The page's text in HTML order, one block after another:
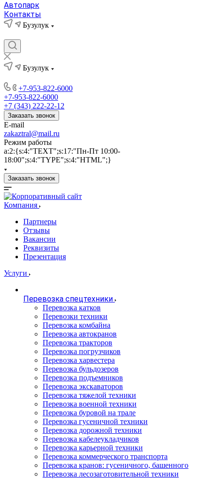
Автопарк
Контакты
Бузулук
Бузулук
+7-953-822-6000
+7-953-822-6000
+7 (343) 222-22-12
Заказать звонок
E-mail
zakaztral@mail.ru
Режим работы
a:2:{s:4:"TEXT";s:17:"Пн-Пт 10:00-
18:00";s:4:"TYPE";s:4:"HTML";}
Заказать звонок
Компания
Партнеры
Отзывы
Вакансии
Реквизиты
Презентация
Услуги
Перевозка спецтехники
Перевозка катков
Перевозки техники
Перевозка комбайна
Перевозка автокранов
Перевозка тракторов
Перевозка погрузчиков
Перевозка харвестера
Перевозка бульдозеров
Перевозка подъемников
Перевозка экскаваторов
Перевозка тяжелой техники
Перевозка военной техники
Перевозка буровой на трале
Перевозка гусеничной техники
Перевозка дорожной техники
Перевозка кабелеукладчиков
Перевозка карьерной техники
Перевозка коммерческого транспорта
Перевозка кранов: гусеничного, башенного
Перевозка лесозаготовительной техники